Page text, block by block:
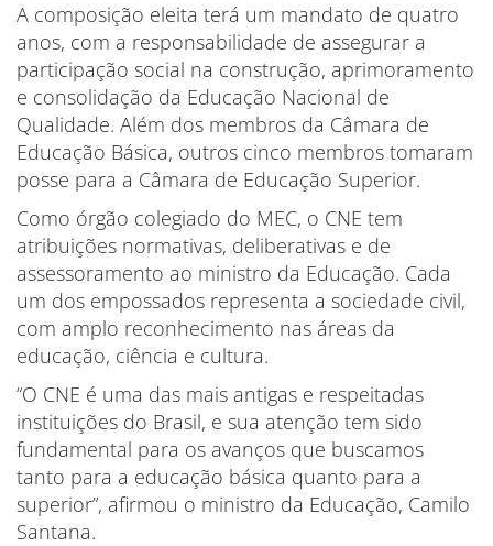
A composição eleita terá um mandato de quatro
anos, com a responsabilidade de assegurar a
participação social na construção, aprimoramento
e consolidação da Educação Nacional de
Qualidade. Além dos membros da Câmara de
Educação Básica, outros cinco membros tomaram
posse para a Câmara de Educação Superior.
Como órgão colegiado do MEC, o CNE tem
atribuições normativas, deliberativas e de
assessoramento ao ministro da Educação. Cada
um dos empossados representa a sociedade civil,
com amplo reconhecimento nas áreas da
educação, ciência e cultura.
“O CNE é uma das mais antigas e respeitadas
instituições do Brasil, e sua atenção tem sido
fundamental para os avanços que buscamos
tanto para a educação básica quanto para a
superior”, afirmou o ministro da Educação, Camilo
Santana.